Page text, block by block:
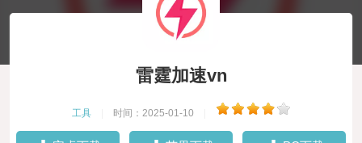
雷霆加速vn
工具 时间：2025-01-10